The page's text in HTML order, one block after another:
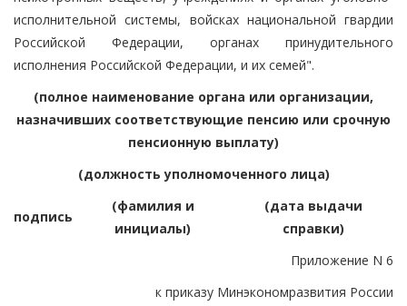
исполнительной системы, войсках национальной гвардии
Российской Федерации, органах принудительного
исполнения Российской Федерации, и их семей".
(полное наименование органа или организации,
назначивших соответствующие пенсию или срочную
пенсионную выплату)
(должность уполномоченного лица)
подпись
(фамилия и
инициалы)
(дата выдачи
справки)
Приложение N 6
к приказу Минэкономразвития России